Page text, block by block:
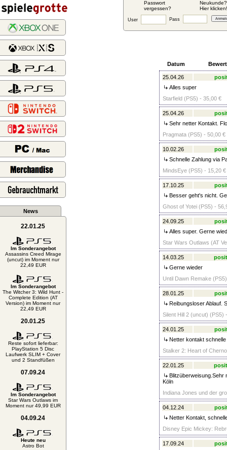
Passwort
vergessen?
Neukunde?
Hier klicken!
User Pass
News
22.01.25
Im Sonderangebot
Assassins Creed Mirage
(uncut) im Moment nur
22,49 EUR
Im Sonderangebot
The Witcher 3: Wild Hunt -
Complete Edition (AT
Version) im Moment nur
22,49 EUR
20.01.25
Reste sofort lieferbar:
PlayStation 5 Disc
Laufwerk SLIM + Cover
und 2 Standfüßen
07.09.24
Im Sonderangebot
Star Wars Outlaws im
Moment nur 49,99 EUR
04.09.24
Heute neu
Astro Bot
Datum
25.04.26
Alles super
Starfield (PS5) - 35,00 €
25.04.26
Sehr netter Kontakt.
Pragmata (PS5) - 50,00 €
10.02.26
Schnelle Zahlung via
MindsEye (PS5) - 15,20 €
17.10.25
Besser geht's nicht.
Ghost of Yotei (PS5) -
24.09.25
Alles super. Gerne
Star Wars Outlaws (AT
14.03.25
Gerne wieder
Until Dawn Remake
28.01.25
Reibungsloser Ablauf.
Silent Hill 2 (uncut) (PS5)
24.01.25
Netter kontakt
Stalker 2: Heart of
22.01.25
Blitzüberweisung.Sehr
Köln
Indiana Jones und der
04.12.24
Netter Kontakt,
Disney Epic Mickey:
17.09.24